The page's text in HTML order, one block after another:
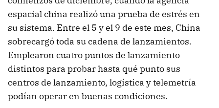
espacial china realizó una prueba de estrés en
su sistema. Entre el 5 y el 9 de este mes, China
sobrecargó toda su cadena de lanzamientos.
Emplearon cuatro puntos de lanzamiento
distintos para probar hasta qué punto sus
centros de lanzamiento, logística y telemetría
podían operar en buenas condiciones.